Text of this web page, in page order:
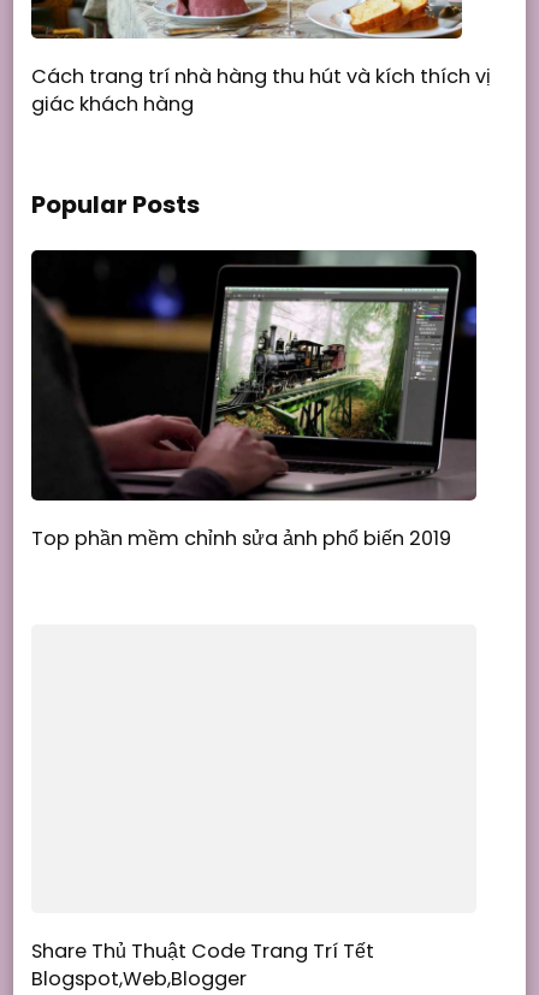
Cách trang trí nhà hàng thu hút và kích thích vị
giác khách hàng
Popular Posts
Top phần mềm chỉnh sửa ảnh phổ biến 2019
Share Thủ Thuật Code Trang Trí Tết
Blogspot,Web,Blogger